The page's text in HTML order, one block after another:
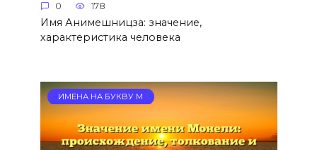
0 178
Имя Анимешницза: значение,
характеристика человека
ИМЕНА НА БУКВУ М